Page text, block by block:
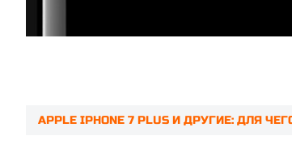
APPLE IPHONE 7 PLUS И ДРУГИЕ: ДЛЯ
Prev